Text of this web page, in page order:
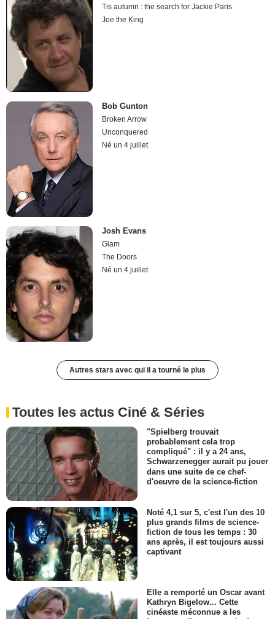
Tis autumn : the search for Jackie Paris
Joe the King
Bob Gunton
Broken Arrow
Unconquered
Né un 4 juillet
Josh Evans
Glam
The Doors
Né un 4 juillet
Autres stars avec qui il a tourné le plus
Toutes les actus Ciné & Séries
"Spielberg trouvait
probablement cela trop
compliqué" : il y a 24 ans,
Schwarzenegger aurait pu jouer
dans une suite de ce chef-
d'oeuvre de la science-fiction
Noté 4,1 sur 5, c'est l'un des 10
plus grands films de science-
fiction de tous les temps : 30
ans après, il est toujours aussi
captivant
Elle a remporté un Oscar avant
Kathryn Bigelow... Cette
cinéaste méconnue a les